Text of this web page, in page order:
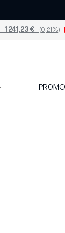
1 241,23 € (0,21%)
PROMO